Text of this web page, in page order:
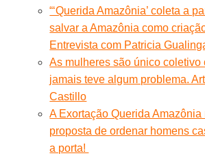
“‘Querida Amazônia’ coleta a
salvar a Amazônia como
Entrevista com Patricia
As mulheres são único coletivo
jamais teve algum problema.
Castillo
A Exortação Querida Amazônia
proposta de ordenar homens
a porta!